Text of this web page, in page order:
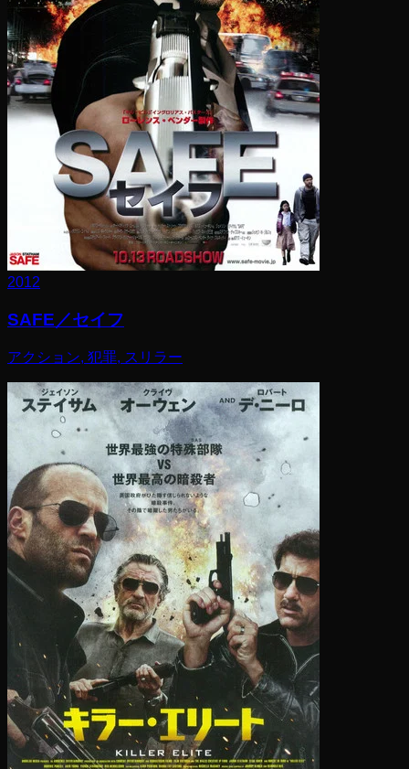
2012
SAFE／セイフ
アクション, 犯罪, スリラー